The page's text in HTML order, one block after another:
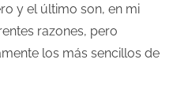
y el último son, en mi
razones, pero
los más sencillos de